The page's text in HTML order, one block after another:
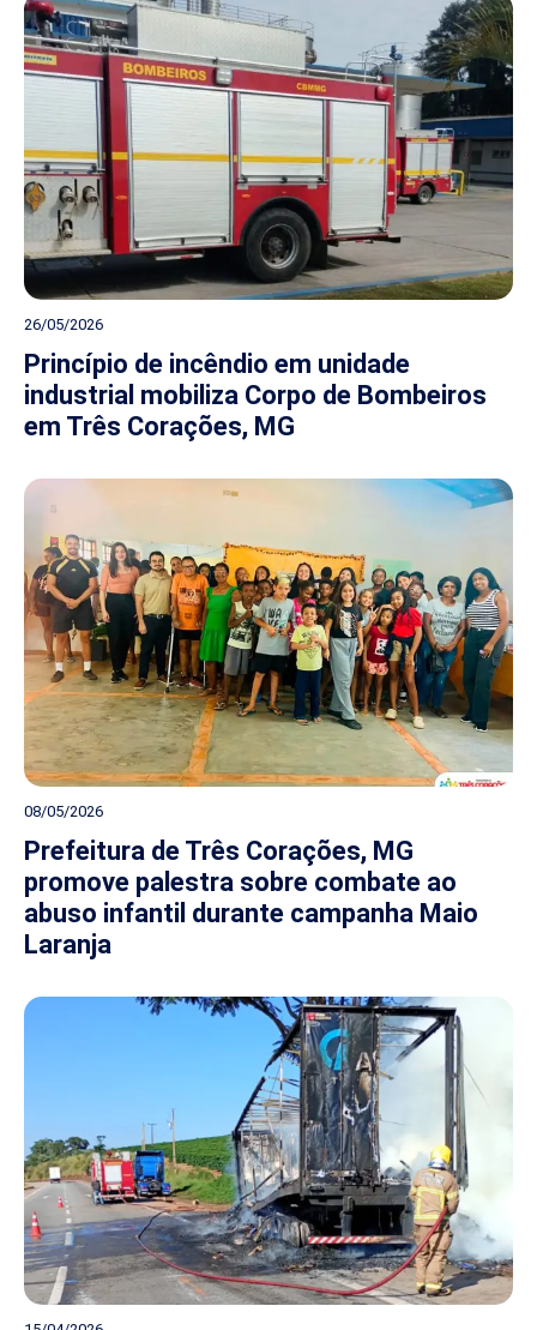
26/05/2026
Princípio de incêndio em unidade
industrial mobiliza Corpo de Bombeiros
em Três Corações, MG
08/05/2026
Prefeitura de Três Corações, MG
promove palestra sobre combate ao
abuso infantil durante campanha Maio
Laranja